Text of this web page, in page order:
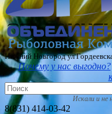
Нижний Новгород ул
Почему у нас выгодно?
Искали и не
8(831) 414-03-42